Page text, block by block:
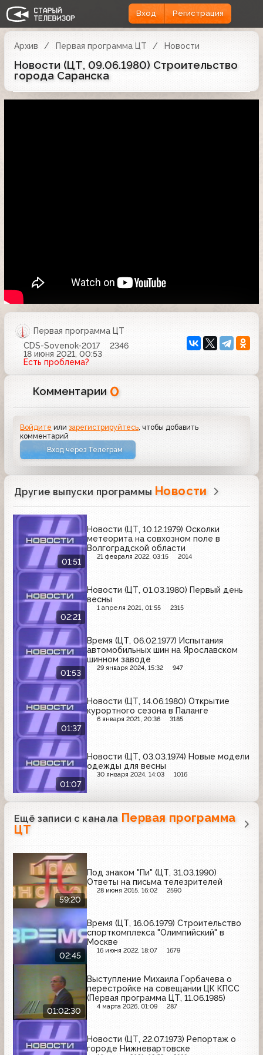
Вход Регистрация
Архив Первая программа ЦТ Новости
Новости (ЦТ, 09.06.1980) Строительство
города Саранска
Первая программа ЦТ
CDS-Sovenok-2017
2346
18 июня 2021, 00:53
Есть проблема?
Комментарии 0
Войдите илизарегистрируйтесь , чтобы добавить
комментарий
Вход через Телеграм
Другие выпуски программы Новости
01:51
Новости (ЦТ, 10.12.1979) Осколки
метеорита на совхозном поле в
Волгоградской области
21 февраля 2022, 03:15 2014
02:21
Новости (ЦТ, 01.03.1980) Первый день
весны
1 апреля 2021, 01:55 2315
01:53
Время (ЦТ, 06.02.1977) Испытания
автомобильных шин на Ярославском
шинном заводе
29 января 2024, 15:32 947
01:37
Новости (ЦТ, 14.06.1980) Открытие
курортного сезона в Паланге
6 января 2021, 20:36 3185
01:07
Новости (ЦТ, 03.03.1974) Новые модели
одежды для весны
30 января 2024, 14:03 1016
Ещё записи с канала Первая программа
ЦТ
59:20
Под знаком "Пи" (ЦТ, 31.03.1990)
Ответы на письма телезрителей
28 июня 2015, 16:02 2590
02:45
Время (ЦТ, 16.06.1979) Строительство
спорткомплекса "Олимпийский" в
Москве
16 июня 2022, 18:07 1679
01:02:30
Выступление Михаила Горбачева о
перестройке на совещании ЦК КПСС
(Первая программа ЦТ, 11.06.1985)
4 марта 2026, 01:09 287
Новости (ЦТ, 22.07.1973) Репортаж о
городе Нижневартовске